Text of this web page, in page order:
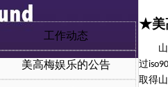
工作动态
美高梅娱乐的公告
★美
过
取得